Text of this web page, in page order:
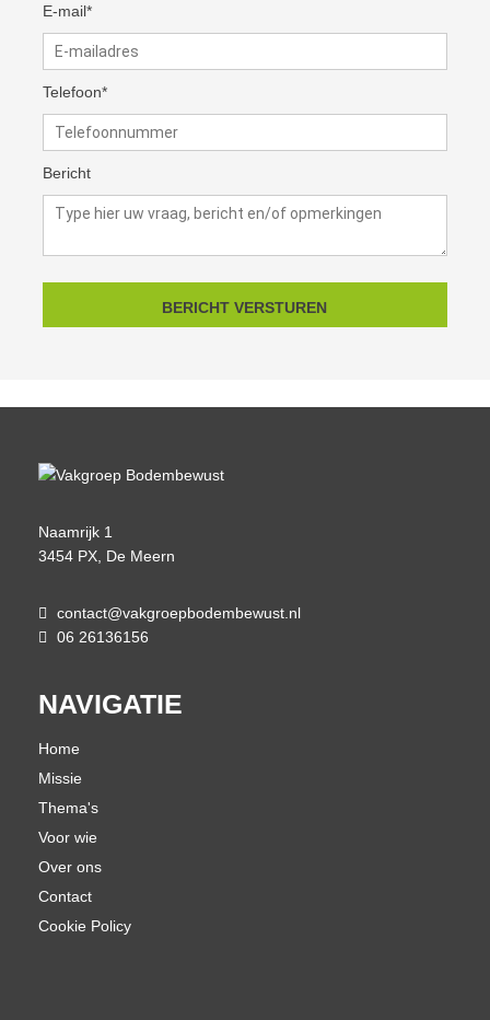
E-mail*
Telefoon*
Bericht
BERICHT VERSTUREN
Naamrijk 1
3454 PX, De Meern
contact@vakgroepbodembewust.nl
06 26136156
NAVIGATIE
Home
Missie
Thema's
Voor wie
Over ons
Contact
Cookie Policy